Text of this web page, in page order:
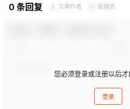
0 条回复 A 文章作者 M 管理员
您必须登录或注册以后
登录